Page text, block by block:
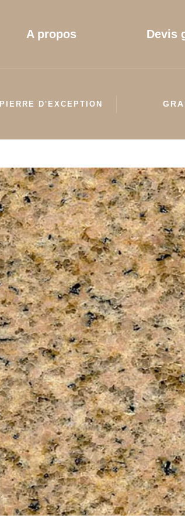
A propos Devis
PIERRE D'EXCEPTION